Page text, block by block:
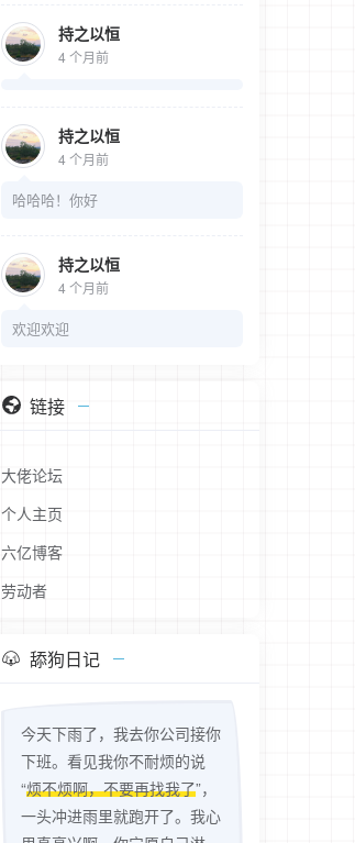
持之以恒
4 个月前
持之以恒
4 个月前
哈哈哈！你好
持之以恒
4 个月前
欢迎欢迎
链接
大佬论坛
个人主页
六亿博客
劳动者
舔狗日记
今天下雨了，我去你公司接你
下班。看见我你不耐烦的说
“烦不烦啊，不要再找我了”，
一头冲进雨里就跑开了。我心